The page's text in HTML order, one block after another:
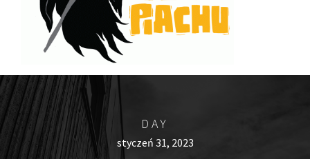
DAY
styczeń 31, 2023